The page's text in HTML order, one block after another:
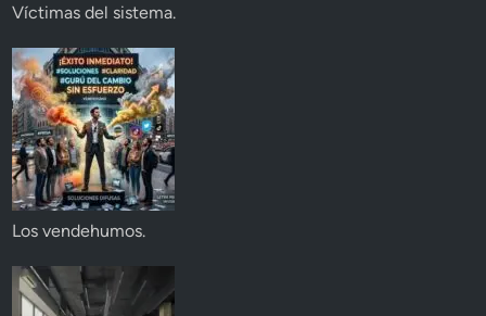
Víctimas del sistema.
Los vendehumos.